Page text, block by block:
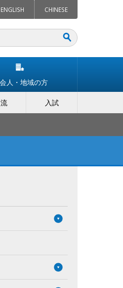
ENGLISH CHINESE
人・地域の方
入試